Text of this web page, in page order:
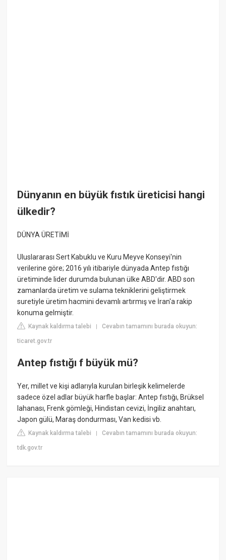
Dünyanın en büyük fıstık üreticisi hangi
ülkedir?
DÜNYA ÜRETİMİ
Uluslararası Sert Kabuklu ve Kuru Meyve Konseyi'nin
verilerine göre; 2016 yılı itibariyle dünyada Antep fıstığı
üretiminde lider durumda bulunan ülke ABD'dir. ABD son
zamanlarda üretim ve sulama tekniklerini geliştirmek
suretiyle üretim hacmini devamlı artırmış ve İran'a rakip
konuma gelmiştir.
Kaynak kaldırma talebi |Cevabın tamamını burada okuyun:
ticaret.gov.tr
Antep fıstığı f büyük mü?
Yer, millet ve kişi adlarıyla kurulan birleşik kelimelerde
sadece özel adlar büyük harfle başlar: Antep fıstığı, Brüksel
lahanası, Frenk gömleği, Hindistan cevizi, İngiliz anahtarı,
Japon gülü, Maraş dondurması, Van kedisi vb.
Kaynak kaldırma talebi |Cevabın tamamını burada okuyun:
tdk.gov.tr